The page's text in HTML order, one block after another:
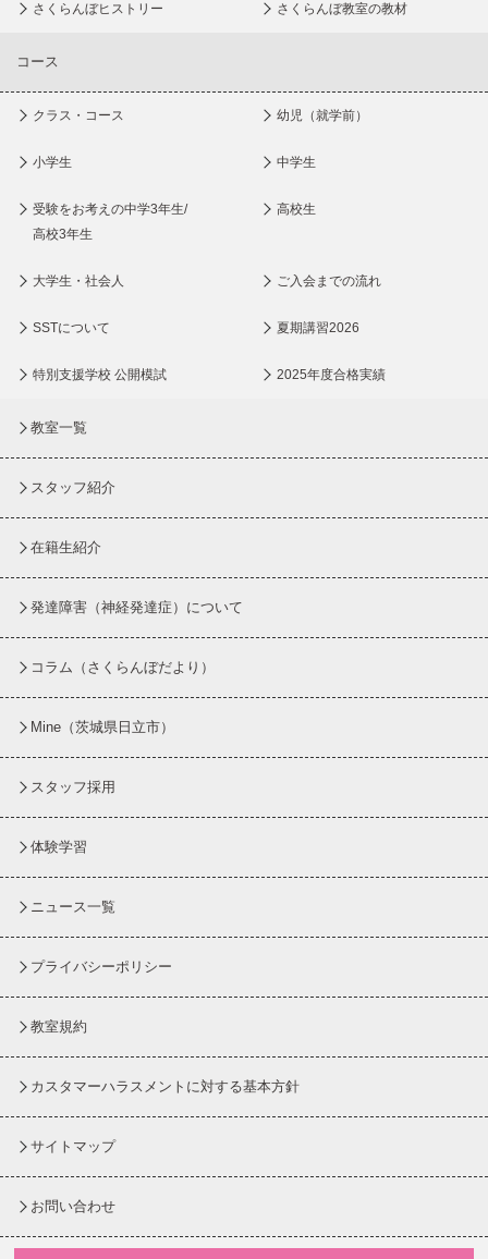
さくらんぼヒストリー さくらんぼ教室の教材
コース
クラス・コース 幼児（就学前）
小学生 中学生
受験をお考えの中学3年生/
高校3年生
高校生
大学生・社会人 ご入会までの流れ
SSTについて 夏期講習2026
特別支援学校 公開模試 2025年度合格実績
教室一覧
スタッフ紹介
在籍生紹介
発達障害（神経発達症）について
コラム （さくらんぼだより）
Mine（茨城県日立市）
スタッフ採用
体験学習
ニュース一覧
プライバシーポリシー
教室規約
カスタマーハラスメントに対する基本方針
サイトマップ
お問い合わせ